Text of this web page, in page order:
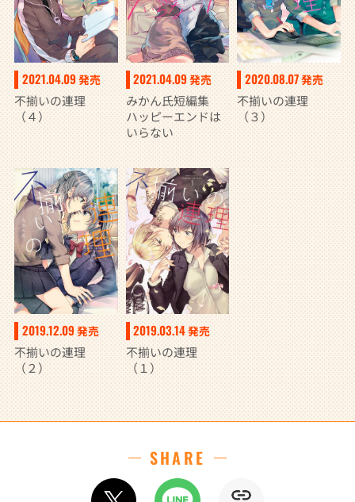
2021.04.09発売
不揃いの連理
（４）
2021.04.09発売
みかん氏短編集
ハッピーエンドは
いらない
2020.08.07発売
不揃いの連理
（３）
2019.12.09発売
不揃いの連理
（２）
2019.03.14発売
不揃いの連理
（１）
SHARE